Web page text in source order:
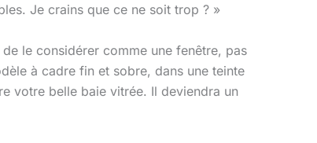
Je crains que ce ne soit trop ? »
de le considérer comme une fenêtre, pas
à cadre fin et sobre, dans une teinte
votre belle baie vitrée. Il deviendra un